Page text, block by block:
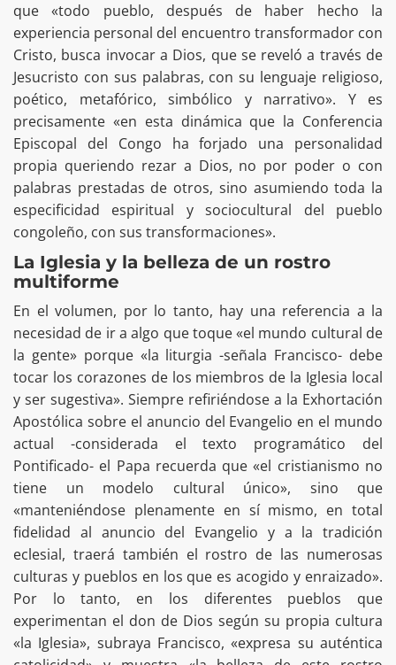
que «todo pueblo, después de haber hecho la
experiencia personal del encuentro transformador con
Cristo, busca invocar a Dios, que se reveló a través de
Jesucristo con sus palabras, con su lenguaje religioso,
poético, metafórico, simbólico y narrativo». Y es
precisamente «en esta dinámica que la Conferencia
Episcopal del Congo ha forjado una personalidad
propia queriendo rezar a Dios, no por poder o con
palabras prestadas de otros, sino asumiendo toda la
especificidad espiritual y sociocultural del pueblo
congoleño, con sus transformaciones».
La Iglesia y la belleza de un rostro
multiforme
En el volumen, por lo tanto, hay una referencia a la
necesidad de ir a algo que toque «el mundo cultural de
la gente» porque «la liturgia -señala Francisco- debe
tocar los corazones de los miembros de la Iglesia local
y ser sugestiva». Siempre refiriéndose a la Exhortación
Apostólica sobre el anuncio del Evangelio en el mundo
actual -considerada el texto programático del
Pontificado- el Papa recuerda que «el cristianismo no
tiene un modelo cultural único», sino que
«manteniéndose plenamente en sí mismo, en total
fidelidad al anuncio del Evangelio y a la tradición
eclesial, traerá también el rostro de las numerosas
culturas y pueblos en los que es acogido y enraizado».
Por lo tanto, en los diferentes pueblos que
experimentan el don de Dios según su propia cultura
«la Iglesia», subraya Francisco, «expresa su auténtica